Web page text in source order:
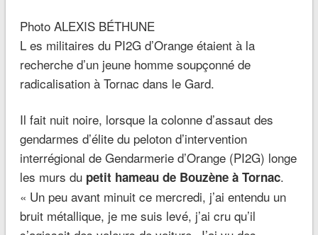
Photo ALEXIS BÉTHUNE
L es militaires du PI2G d’Orange étaient à la
recherche d’un jeune homme soupçonné de
radicalisation à Tornac dans le Gard.
Il fait nuit noire, lorsque la colonne d’assaut des
gendarmes d’élite du peloton d’intervention
interrégional de Gendarmerie d’Orange (PI2G) longe
les murs du petit hameau de Bouzène à Tornac.
« Un peu avant minuit ce mercredi, j’ai entendu un
bruit métallique, je me suis levé, j’ai cru qu’il